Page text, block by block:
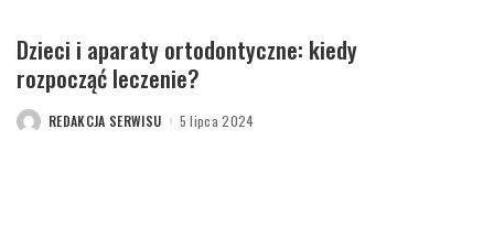
Dzieci i aparaty ortodontyczne: kiedy
rozpocząć leczenie?
POSTEDREDAKCJA SERWISU 5 lipca 2024